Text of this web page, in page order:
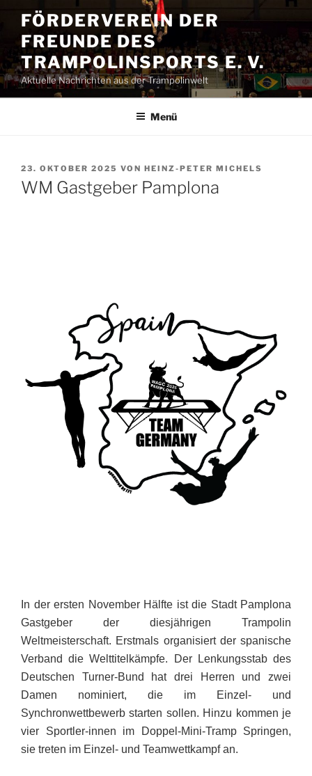
Inhalt
springen
FÖRDERVEREIN DER
FREUNDE DES
TRAMPOLINSPORTS E. V.
Aktuelle Nachrichten aus der Trampolinwelt
Menü
VERÖFFENTLICHT
AM
23. OKTOBER 2025 VON HEINZ-PETER MICHELS
WM Gastgeber Pamplona
In der ersten November Hälfte ist die Stadt Pamplona
Gastgeber der diesjährigen Trampolin
Weltmeisterschaft. Erstmals organisiert der spanische
Verband die Welttitelkämpfe. Der Lenkungsstab des
Deutschen Turner-Bund hat drei Herren und zwei
Damen nominiert, die im Einzel- und
Synchronwettbewerb starten sollen. Hinzu kommen je
vier Sportler-innen im Doppel-Mini-Tramp Springen,
sie treten im Einzel- und Teamwettkampf an.